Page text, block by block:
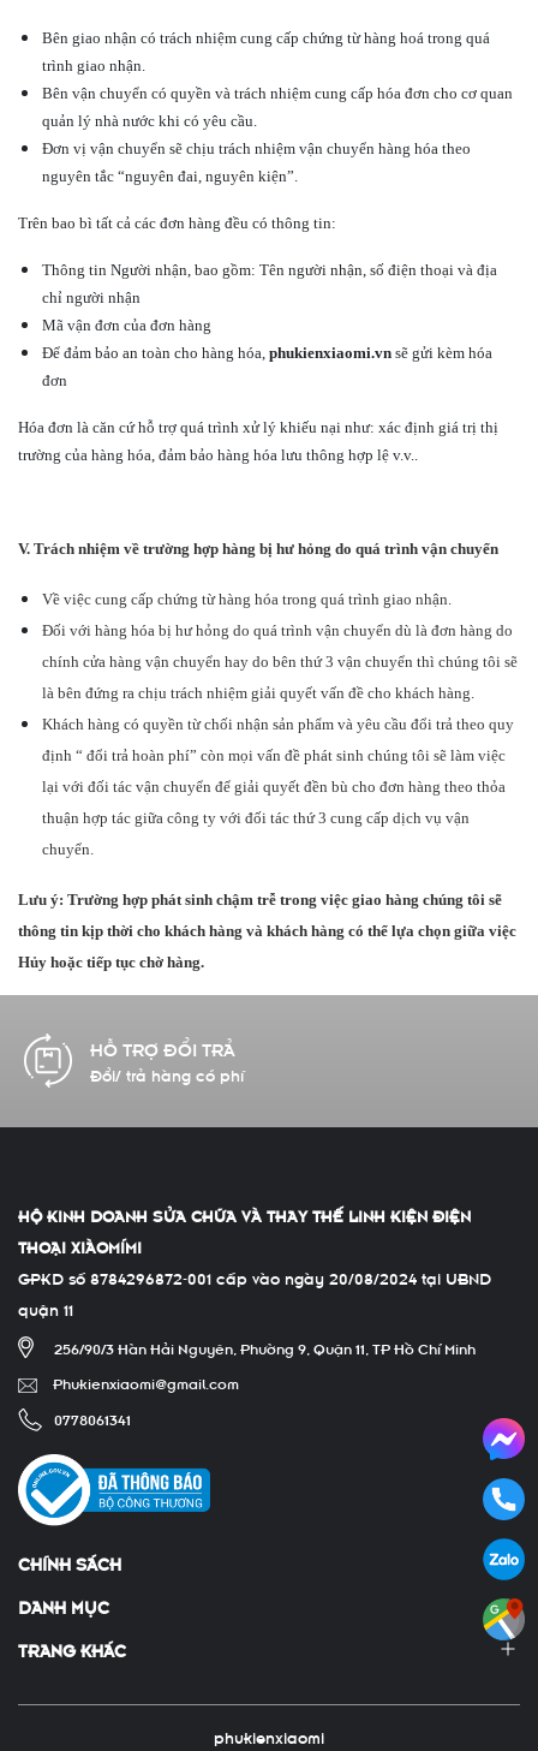
Bên giao nhận có trách nhiệm cung cấp chứng từ hàng hoá trong quá
trình giao nhận
Bên vận chuyển có quyền và trách nhiệm cung cấp hóa đơn cho cơ quan
quản lý nhà nước khi có yêu cầu.
Đơn vị vận chuyển sẽ chịu trách nhiệm vận chuyển hàng hóa theo
nguyên tắc “nguyên đai, nguyên kiện”.
Trên bao bì tất cả các đơn hàng đều có thông tin:
Thông tin Người nhận, bao gồm: Tên người nhận, số điện thoại và địa
chỉ người nhận
Mã vận đơn của đơn hàng
Để đảm bảo an toàn cho hàng hóa, phukienxiaomi.vn sẽ gửi kèm hóa
đơn
Hóa đơn là căn cứ hỗ trợ quá trình xử lý khiếu nại như: xác định giá trị thị
trường của hàng hóa, đảm bảo hàng hóa lưu thông hợp lệ v.v..
V. Trách nhiệm về trường hợp hàng bị hư hỏng do quá trình vận chuyển
Về việc cung cấp chứng từ hàng hóa trong quá trình giao nhận.
Đối với hàng hóa bị hư hỏng do quá trình vận chuyển dù là đơn hàng do
chính cửa hàng vận chuyển hay do bên thứ 3 vận chuyển thì chúng tôi sẽ
là bên đứng ra chịu trách nhiệm giải quyết vấn đề cho khách hàng.
Khách hàng có quyền từ chối nhận sản phẩm và yêu cầu đổi trả theo quy
định “ đổi trả hoàn phí” còn mọi vấn đề phát sinh chúng tôi sẽ làm việc
lại với đối tác vận chuyển để giải quyết đền bù cho đơn hàng theo thỏa
thuận hợp tác giữa công ty với đối tác thứ 3 cung cấp dịch vụ vận
chuyển.
Lưu ý: Trường hợp phát sinh chậm trễ trong việc giao hàng chúng tôi sẽ
thông tin kịp thời cho khách hàng và khách hàng có thể lựa chọn giữa việc
Hủy hoặc tiếp tục chờ hàng.
HỖ TRỢ ĐỔI TRẢ
Đổi/ trả hàng có phí
HỘ KINH DOANH SỬA CHỮA VÀ THAY THẾ LINH KIỆN ĐIỆN
THOẠI XIÀOMÍMI
GPKD số 8784296872-001 cấp vào ngày 20/08/2024 tại UBND
quận 11
256/90/3 Hàn Hải Nguyên, Phường 9, Quận 11, TP Hồ Chí Minh
Phukienxiaomi@gmail.com
0778061341
CHÍNH SÁCH
DANH MỤC
TRANG KHÁC
phukienxiaomi